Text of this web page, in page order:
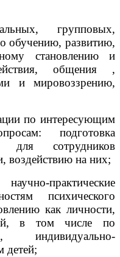
групповых,
обучению, развитию,
становлению и
общения ,
и мировоззрению,
по интересующим
подготовка
для сотрудников
воздействию на них;
практические
психического
как личности,
в том числе по
индивидуально-
детей;